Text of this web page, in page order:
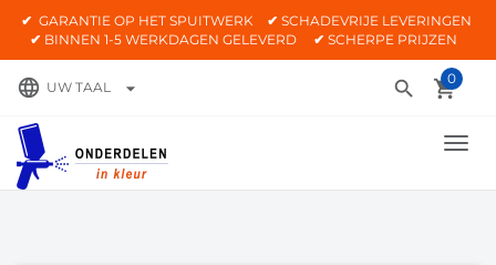
✔ GARANTIE OP HET SPUITWERK ✔ SCHADEVRIJE LEVERINGEN
✔ BINNEN 1-5 WERKDAGEN GELEVERD ✔ SCHERPE PRIJZEN
language UW TAAL arrow_drop_down local_grocery_store
0
search